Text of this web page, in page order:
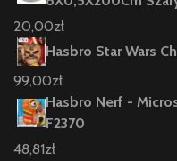
20,00zł
Hasbro Star Wars
99,00zł
Hasbro Nerf -
F2370
48,81zł